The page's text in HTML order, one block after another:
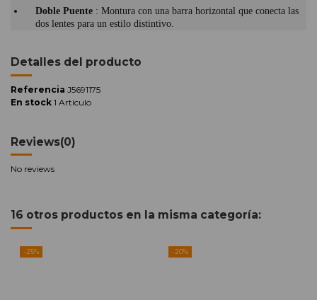
Doble Puente : Montura con una barra horizontal que conecta las
dos lentes para un estilo distintivo.
Detalles del producto
Referencia J5691175
En stock 1 Artículo
Reviews(0)
No reviews
16 otros productos en la misma categoría:
-25% -20%